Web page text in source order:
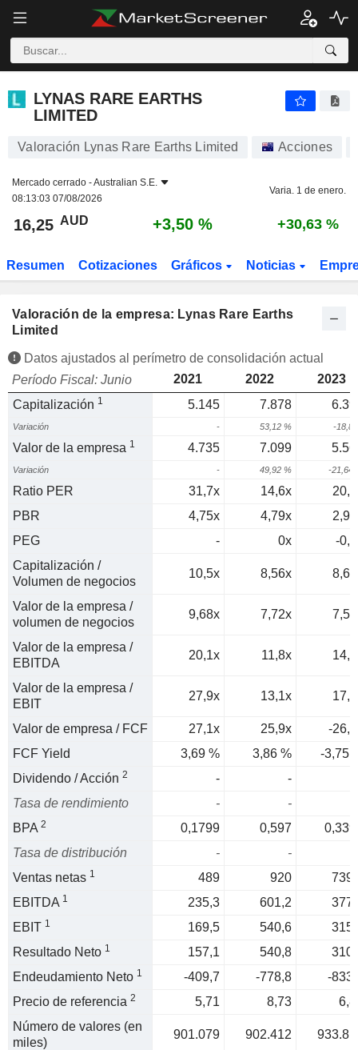
LYNAS RARE EARTHS
LIMITED
Valoración Lynas Rare Earths Limited Acciones
Mercado cerrado -Australian S.E.
08:13:03 07/08/2026
Varia. 1 de enero.
16,25 AUD +3,50 % +30,63 %
Resumen Cotizaciones Gráficos Noticias
Valoración de la empresa: Lynas Rare Earths
Limited
Datos ajustados al perímetro de consolidación actual
Período Fiscal: Junio
2021 2022
2023
Capitalización 1 5.145 7.878
Variación - 53,12 % -18,8
Valor de la empresa 1 4.735 7.099
Variación - 49,92 % -21,64
Ratio PER 31,7x 14,6x
PBR
4,75x 4,79x
PEG
- 0x
-
Capitalización /
Volumen de negocios
10,5x 8,56x
Valor de la empresa /
volumen de negocios
9,68x 7,72x
Valor de la empresa /
EBITDA
20,1x 11,8x
Valor de la empresa /
EBIT
27,9x 13,1x
Valor de empresa / FCF 27,1x 25,9x
-
FCF Yield
3,69 % 3,86 %
-3,75
Dividendo / Acción 2 -
-
Tasa de rendimiento
-
-
BPA 2 0,1799 0,597
Tasa de distribución
-
-
Ventas netas 1 489 920
EBITDA 1 235,3 601,2
EBIT 1 169,5 540,6
Resultado Neto 1 157,1 540,8
Endeudamiento Neto 1 -409,7 -778,8
-
Precio de referencia 2 5,71 8,73
Número de valores (en
miles)
901.079 902.412